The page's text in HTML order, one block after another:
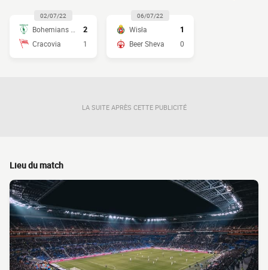
02/07/22
2
Cracovia
1
06/07/22
Wisła
1
Beer Sheva
0
LA SUITE APRÈS CETTE PUBLICITÉ
Lieu du match